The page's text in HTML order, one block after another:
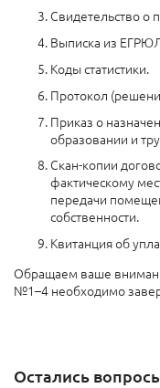
Свидетельство о
Выписка из
Коды статистики.
Протокол
Приказ о
образовании и
Скан-копии
фактическому
передачи
собственности.
Квитанция об
Обращаем ваше
№1–4 необходимо
Остались